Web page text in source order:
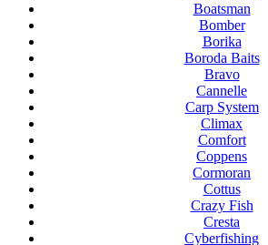
Boatsman
Bomber
Borika
Boroda Baits
Bravo
Cannelle
Carp System
Climax
Comfort
Coppens
Cormoran
Cottus
Crazy Fish
Cresta
Cyberfishing